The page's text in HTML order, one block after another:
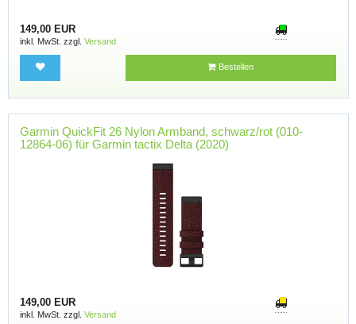
149,00 EUR
inkl. MwSt. zzgl. Versand
Bestellen
Garmin QuickFit 26 Nylon Armband, schwarz/rot (010-
12864-06) für Garmin tactix Delta (2020)
149,00 EUR
inkl. MwSt. zzgl. Versand